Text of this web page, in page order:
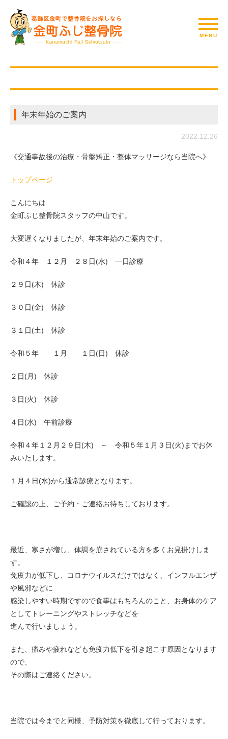
年末年始のご案内
2022.12.26
《交通事故後の治療・骨盤矯正・整体マッサージなら当院へ》
トップページ
こんにちは
金町ふじ整骨院スタッフの中山です。
大変遅くなりましたが、年末年始のご案内です。
令和４年 １２月 ２８日(水) 一日診療
２９日(木) 休診
３０日(金) 休診
３１日(土) 休診
令和５年 １月 １日(日) 休診
２日(月) 休診
３日(火) 休診
４日(水) 午前診療
令和４年１２月２９日(木) ～ 令和５年１月３日(火)までお休
みいたします。
１月４日(水)から通常診療となります。
ご確認の上、ご予約・ご連絡お待ちしております。
最近、寒さが増し、体調を崩されている方を多くお見掛けしま
す。
免疫力が低下し、コロナウイルスだけではなく、インフルエンザ
や風邪などに
感染しやすい時期ですので食事はもちろんのこと、お身体のケア
としてトレーニングやストレッチなどを
進んで行いましょう。
また、痛みや疲れなども免疫力低下を引き起こす原因となります
ので、
その際はご連絡ください。
当院では今までと同様、予防対策を徹底して行っております。